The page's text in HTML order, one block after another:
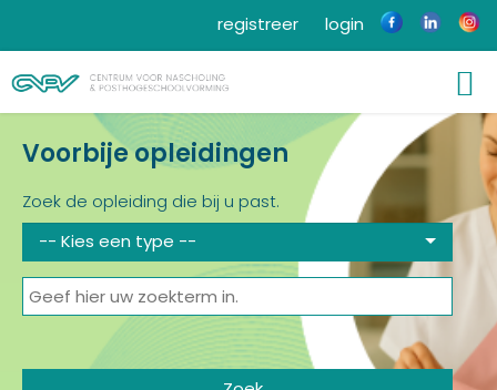
login
registreer
Voorbije opleidingen
Zoek de opleiding die bij u past.
-- Kies een type --